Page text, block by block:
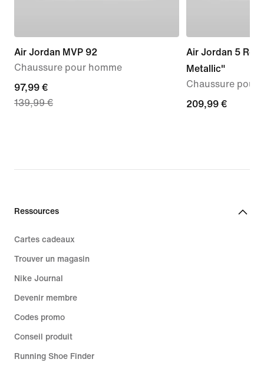
Air Jordan MVP 92
Chaussure pour homme
current
price
139,99 €
97,99 €
139,99 €
Air Jordan 5
Metallic"
Chaussure pour
209,99 €
209,99 €
Ressources
Cartes cadeaux
Trouver un magasin
Nike Journal
Devenir membre
Codes promo
Conseil produit
Running Shoe Finder